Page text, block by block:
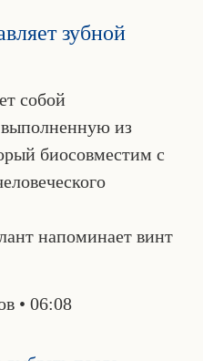
зубной
собой
из
биосовместим с
напоминает винт
06:08